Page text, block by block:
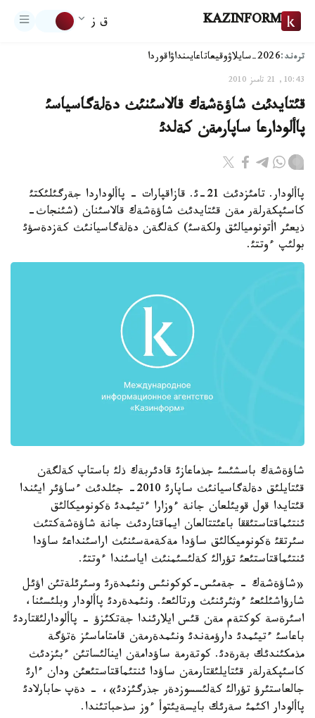
KAZINFORM ق ز
ترەند:2026-سايلاۋ وقيعاتاعايىنداۋاقوردا
10:43, 21 تامىز 2010
قئتايدئث شاؤةشةك قالاسئنئث دةلةگاسياسئ
پاألودارعا ساپارمةن كةلدئ
پاألودار. تامئزدئث 21-ئ. قازاقپارات - پاألوداردا جةرگئلئكتئ
كاسئپكةرلةر مةن قئتايدئث شاؤةشةك قالاسئنان (شئنجاث-
ذيعئر اأتونوميالئق ولكةسئ) كةلگةن دةلةگاسيانئث كةزدةسؤئ
بولئپ ءوتتئ.
شاؤةشةك باسشئسئ جذماعازئ قادئربةك ذلئ باستاپ كةلگةن
قئتايلئق دةلةگاسيانئث ساپارئ 2010- جئلدئث ءساؤئر ايئندا
قئتايدا قول قويئلعان جانة ءوزارا ءتيئمدئ ةكونوميكالئق
ئنتئماقتاستئققا باعئتتالعان ايماقتاردئث جانة شاؤةشةكتئث
سئرتقئ ةكونوميكالئق ساؤدا مةكةمةسئنئث اراسئنداعئ ساؤدا
ئنتئماقتاستئعئ تؤرالئ كةلئسئمنئث اياسئندا ءوتتئ.
«شاؤةشةك - جةمئس-كوكونئس ونئمدةرئ وسئرئلةتئن اؤئل
شارؤاشئلئعئ ءوثئرئنئث ورتالئعئ. ونئمدةردئ پاألودار وبلئسئنا،
اسئرةسة كوكتةم مةن قئس ايلارئندا جةتكئزؤ - پاألودارلئقتاردئ
باعاسئ ءتيئمدئ دارؤمةندئ ونئمدةرمةن قامتاماسئز ةتؤگة
مذمكئندئك بةرةدئ. كوتةرمة ساؤدامةن اينالئساتئن ءبئزدئث
كاسئپكةرلةر قئتايلئقتارمةن ساؤدا ئنتئماقتاستئعئن ودان ءارئ
جالعاستئرؤ تؤرالئ كةلئسسوزدةر جذرگئزدئ»، - دةپ حابارلادئ
پاألودار اكئمئ سةرئك بايسةيئتوأ ءوز سذحباتئندا.